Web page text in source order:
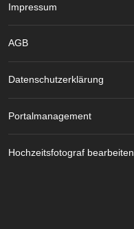
Impressum
AGB
Datenschutzerklärung
Portalmanagement
Hochzeitsfotograf bearbeiten